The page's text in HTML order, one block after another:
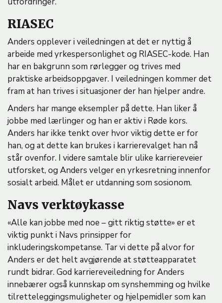
RIASEC
Anders opplever i veiledningen at det er nyttig å
arbeide med yrkespersonlighet og RIASEC-kode. Han
har en bakgrunn som rørlegger og trives med
praktiske arbeidsoppgaver. I veiledningen kommer det
fram at han trives i situasjoner der han hjelper andre.
Anders har mange eksempler på dette. Han liker å
jobbe med lærlinger og han er aktiv i Røde kors.
Anders har ikke tenkt over hvor viktig dette er for
han, og at dette kan brukes i karrierevalget han nå
står ovenfor. I videre samtale blir ulike karriereveier
utforsket, og Anders velger en yrkesretning innenfor
sosialt arbeid. Målet er utdanning som sosionom.
Navs verktøykasse
«Alle kan jobbe med noe – gitt riktig støtte» er et
viktig punkt i Navs prinsipper for
inkluderingskompetanse. Tar vi dette på alvor for
Anders er det helt avgjørende at støtteapparatet
rundt bidrar. God karriereveiledning for Anders
innebærer også kunnskap om synshemming og hvilke
tilretteleggingsmuligheter og hjelpemidler som kan